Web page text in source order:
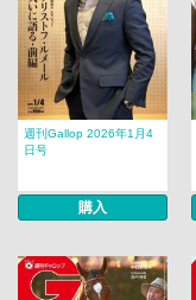
週刊Gallop 2026年1月4
日号
購入